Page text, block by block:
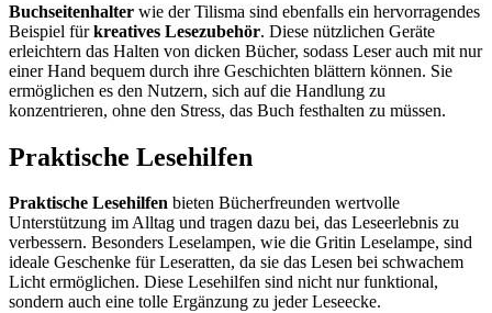
Buchseitenhalter wie der Tilisma sind ebenfalls ein hervorragendes
Beispiel fürkreatives Lesezubehör. Diese nützlichen Geräte
erleichtern das Halten von dicken Bücher, sodass Leser auch mit nur
einer Hand bequem durch ihre Geschichten blättern können. Sie
ermöglichen es den Nutzern, sich auf die Handlung zu
konzentrieren, ohne den Stress, das Buch festhalten zu müssen.
Praktische Lesehilfen
Praktische Lesehilfen bieten Bücherfreunden wertvolle
Unterstützung im Alltag und tragen dazu bei, das Leseerlebnis zu
verbessern. Besonders Leselampen, wie die Gritin Leselampe, sind
ideale Geschenke für Leseratten, da sie das Lesen bei schwachem
Licht ermöglichen. Diese Lesehilfen sind nicht nur funktional,
sondern auch eine tolle Ergänzung zu jeder Leseecke.